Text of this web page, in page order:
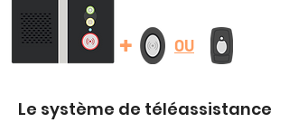
+ OU
Le système de téléassistance